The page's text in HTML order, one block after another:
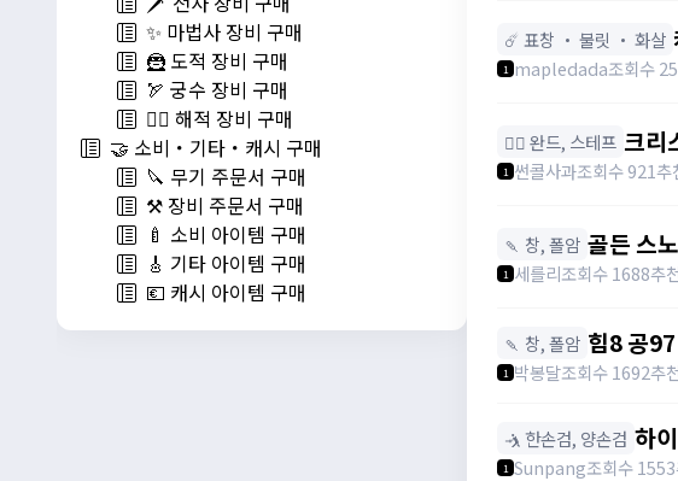
✨ 마법사 장비 구매
🦹 도적 장비 구매
🏹 궁수 장비 구매
🏴‍☠️ 해적 장비 구매
🤝 소비・기타・캐시 구매
🔪 무기 주문서 구매
⚒️ 장비 주문서 구매
🍼 소비 아이템 구매
🎸 기타 아이템 구매
💶 캐시 아이템 구매
☄️ 표창 ・ 불릿 ・ 화살
1 mapledada조회수
🧙‍♀️ 완드, 스테프 크리
1 썬콜사과조회수 921추
🍡 창, 폴암 골든 스
1 세를리조회수 1688추
🍡 창, 폴암 힘8 공
1 박봉달조회수 1692추
🤺 한손검, 양손검 하
1 Sunpang조회수 1553